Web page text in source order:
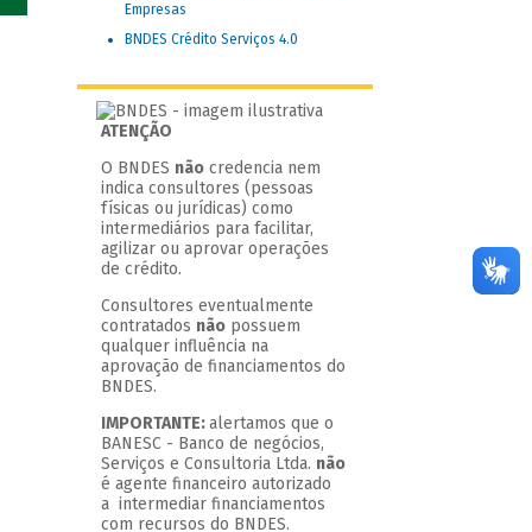
Empresas
BNDES Crédito Serviços 4.0
ATENÇÃO
O BNDES não credencia nem
indica consultores (pessoas
físicas ou jurídicas) como
intermediários para facilitar,
agilizar ou aprovar operações
de crédito.
Consultores eventualmente
contratados não possuem
qualquer influência na
aprovação de financiamentos do
BNDES.
IMPORTANTE:alertamos que o
BANESC - Banco de negócios,
Serviços e Consultoria Ltda. não
é agente financeiro autorizado
a intermediar financiamentos
com recursos do BNDES.